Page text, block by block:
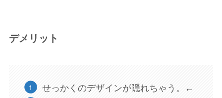
デメリット
せっかくのデザインが隠れちゃう。←